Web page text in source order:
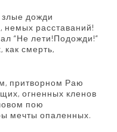
дожди
немых расставаний!
“Не лети!Подожди!”
как смерть,
притворном Раю
огненных кленов
пою
мечты опаленных.